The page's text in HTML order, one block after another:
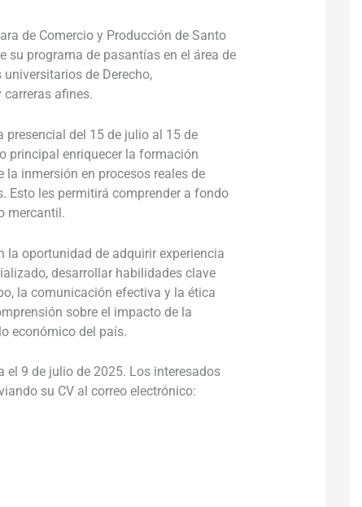
de Comercio y Producción de Santo
su programa de pasantías en el área de
de Derecho,
afines.
presencial del 15 de julio al 15 de
principal enriquecer la formación
inmersión en procesos reales de
Esto les permitirá comprender a fondo
mercantil.
la oportunidad de adquirir experiencia
desarrollar habilidades clave
la comunicación efectiva y la ética
sobre el impacto de la
económico del país.
9 de julio de 2025. Los interesados
su CV al correo electrónico: